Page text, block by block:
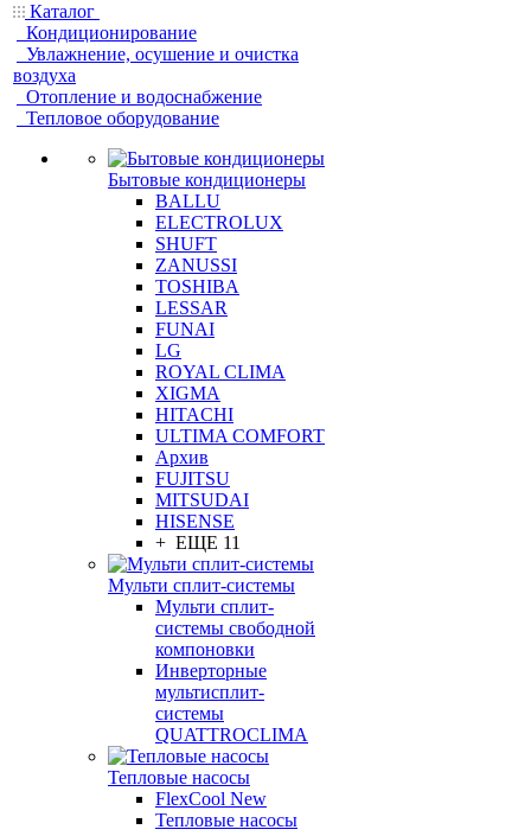
Каталог
Кондиционирование
Увлажнение, осушение и очистка
воздуха
Отопление и водоснабжение
Тепловое оборудование
Бытовые кондиционеры
BALLU
ELECTROLUX
SHUFT
ZANUSSI
TOSHIBA
LESSAR
FUNAI
LG
ROYAL CLIMA
XIGMA
HITACHI
ULTIMA COMFORT
Архив
FUJITSU
MITSUDAI
HISENSE
+ ЕЩЕ 11
Мульти сплит-системы
Мульти сплит-
системы свободной
компоновки
Инверторные
мультисплит-
системы
QUATTROCLIMA
Тепловые насосы
FlexCool New
Тепловые насосы